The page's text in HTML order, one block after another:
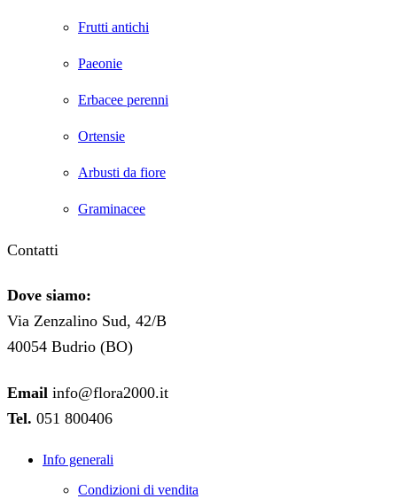
Frutti antichi
Paeonie
Erbacee perenni
Ortensie
Arbusti da fiore
Graminacee
Contatti
Dove siamo:
Via Zenzalino Sud, 42/B
40054 Budrio (BO)
Email info@flora2000.it
Tel. 051 800406
Info generali
Condizioni di vendita